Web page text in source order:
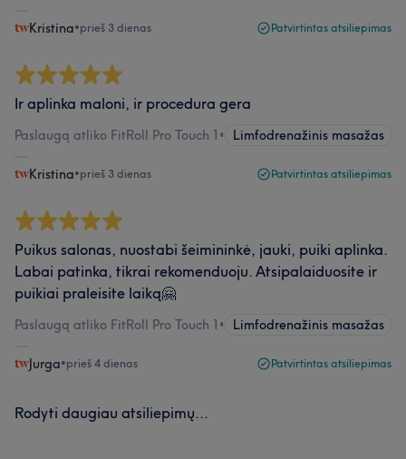
Kristina•prieš 3 dienas Patvirtintas atsiliepimas
Ir aplinka maloni, ir procedura gera
Paslaugą atliko FitRoll Pro Touch 1 • Limfodrenažinis masažas
Kristina•prieš 3 dienas Patvirtintas atsiliepimas
Puikus salonas, nuostabi šeimininkė, jauki, puiki aplinka.
Labai patinka, tikrai rekomenduoju. Atsipalaiduosite ir
puikiai praleisite laiką🤗
Paslaugą atliko FitRoll Pro Touch 1 • Limfodrenažinis masažas
Jurga•prieš 4 dienas Patvirtintas atsiliepimas
Rodyti daugiau atsiliepimų...